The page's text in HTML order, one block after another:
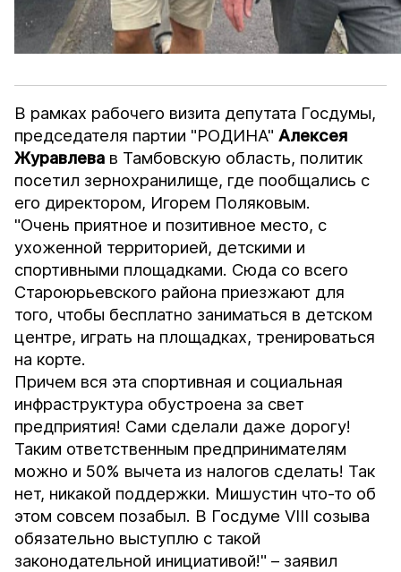
В рамках рабочего визита депутата Госдумы,
председателя партии "РОДИНА"Алексея
Журавлева в Тамбовскую область, политик
посетил зернохранилище, где пообщались с
его директором, Игорем Поляковым.
"Очень приятное и позитивное место, с
ухоженной территорией, детскими и
спортивными площадками. Сюда со всего
Староюрьевского района приезжают для
того, чтобы бесплатно заниматься в детском
центре, играть на площадках, тренироваться
на корте.
Причем вся эта спортивная и социальная
инфраструктура обустроена за свет
предприятия! Сами сделали даже дорогу!
Таким ответственным предпринимателям
можно и 50% вычета из налогов сделать! Так
нет, никакой поддержки. Мишустин что-то об
этом совсем позабыл. В Госдуме VIII созыва
обязательно выступлю с такой
законодательной инициативой!" – заявил